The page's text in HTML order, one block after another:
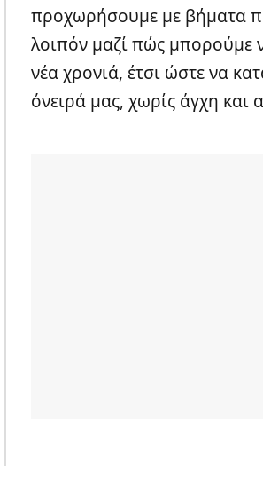
προχωρήσουμε με βήματα
λοιπόν μαζί πώς μπορούμε
νέα χρονιά, έτσι ώστε να
όνειρά μας, χωρίς άγχη και